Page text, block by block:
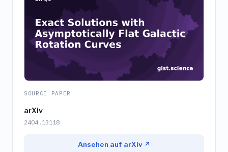
SOURCE PAPER
arXiv
2404.13118
Ansehen auf arXiv ↗